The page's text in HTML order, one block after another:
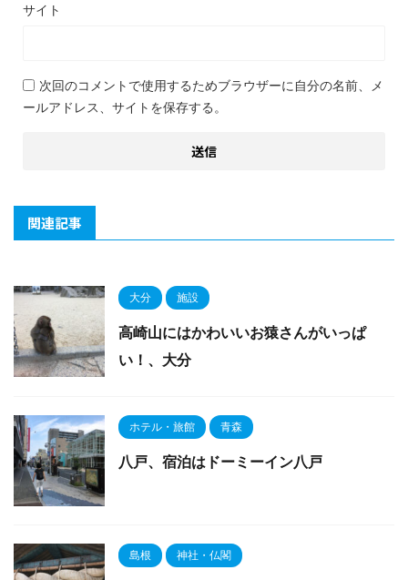
サイト
次回のコメントで使用するためブラウザーに自分の名前、メ
ールアドレス、サイトを保存する。
関連記事
大分 施設
高崎山にはかわいいお猿さんがいっぱ
い！、大分
ホテル・旅館 青森
八戸、宿泊はドーミーイン八戸
島根 神社・仏閣